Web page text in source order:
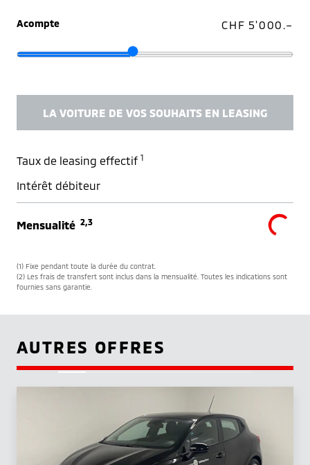
Acompte CHF 5'000.–
LA VOITURE DE VOS SOUHAITS EN LEASING
Taux de leasing effectif 1
Intérêt débiteur
Mensualité 2,3
(1) Fixe pendant toute la durée du contrat.
(2) Les frais de transfert sont inclus dans la mensualité. Toutes les indications sont
fournies sans garantie.
AUTRES OFFRES